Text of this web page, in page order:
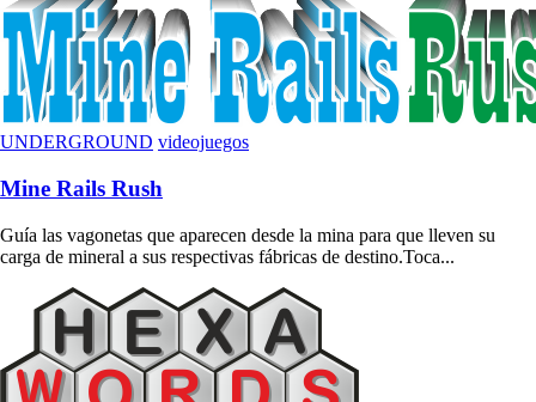
UNDERGROUND videojuegos
Mine Rails Rush
Guía las vagonetas que aparecen desde la mina para que lleven su
carga de mineral a sus respectivas fábricas de destino.Toca...